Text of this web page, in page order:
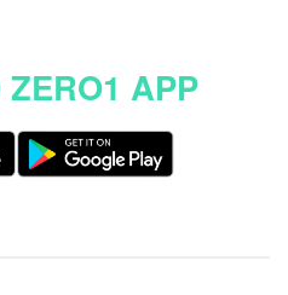
APP